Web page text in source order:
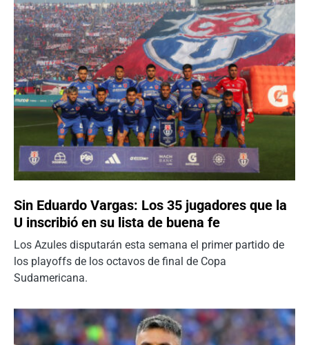
Sin Eduardo Vargas: Los 35 jugadores que la
U inscribió en su lista de buena fe
Los Azules disputarán esta semana el primer partido de
los playoffs de los octavos de final de Copa
Sudamericana.